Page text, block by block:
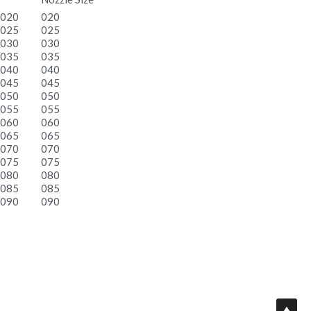
020
025
030
035
040
045
050
055
060
065
070
075
080
085
090